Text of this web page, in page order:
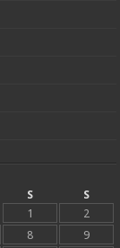
S
S
1
2
8 9